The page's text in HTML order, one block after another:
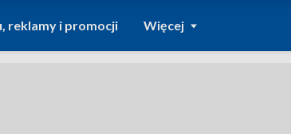
reklamy i promocji Więcej